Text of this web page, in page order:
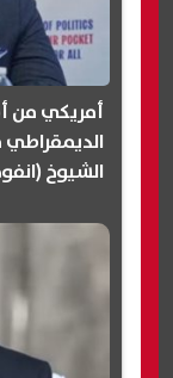
أمريكي من
الشيوخ